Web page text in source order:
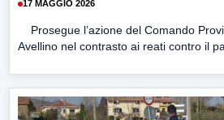
17 MAGGIO 2026
Prosegue l’azione del Comando
Avellino nel contrasto ai reati contro il